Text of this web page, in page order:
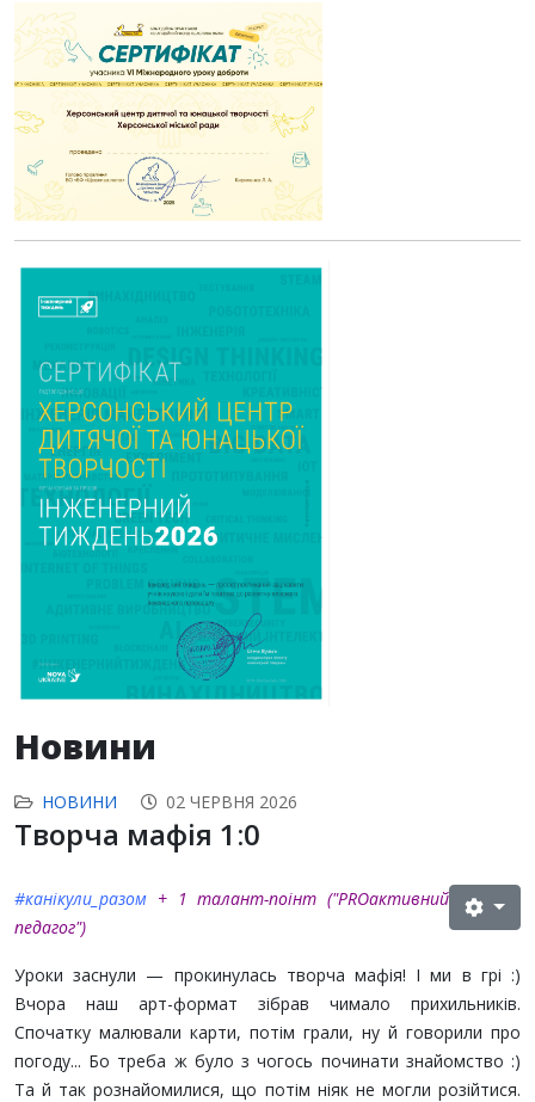
Новини
НОВИНИ 02 ЧЕРВНЯ 2026
Творча мафія 1:0
#канікули_разом + 1 талант-поінт ("PROактивний
педагог")
Уроки заснули — прокинулась творча мафія! І ми в грі :)
Вчора наш арт-формат зібрав чимало прихильників.
Спочатку малювали карти, потім грали, ну й говорили про
погоду... Бо треба ж було з чогось починати знайомство :)
Та й так рознайомилися, що потім ніяк не могли розійтися.